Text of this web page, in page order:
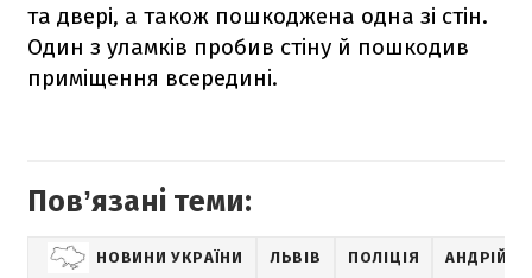
та двері, а також пошкоджена одна зі стін.
Один з уламків пробив стіну й пошкодив
приміщення всередині.
Повʼязані теми:
НОВИНИ УКРАЇНИ ЛЬВІВ ПОЛІЦІЯ АНДРІЙ